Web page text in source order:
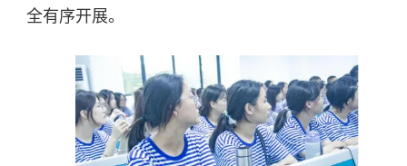
全有序开展。